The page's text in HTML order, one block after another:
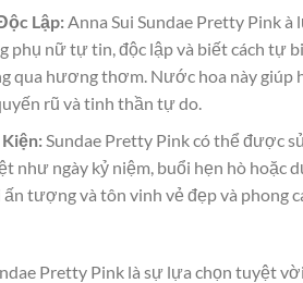
Lập:Anna Sui Sundae Pretty Pink à
phụ nữ tự tin, độc lập và biết cách tự
qua hương thơm. Nước hoa này giúp
rũ và tinh thần tự do.
Sundae Pretty Pink có thể được
như ngày kỷ niệm, buổi hẹn hò hoặc
tượng và tôn vinh vẻ đẹp và phong
Pretty Pink là sự lựa chọn tuyệt